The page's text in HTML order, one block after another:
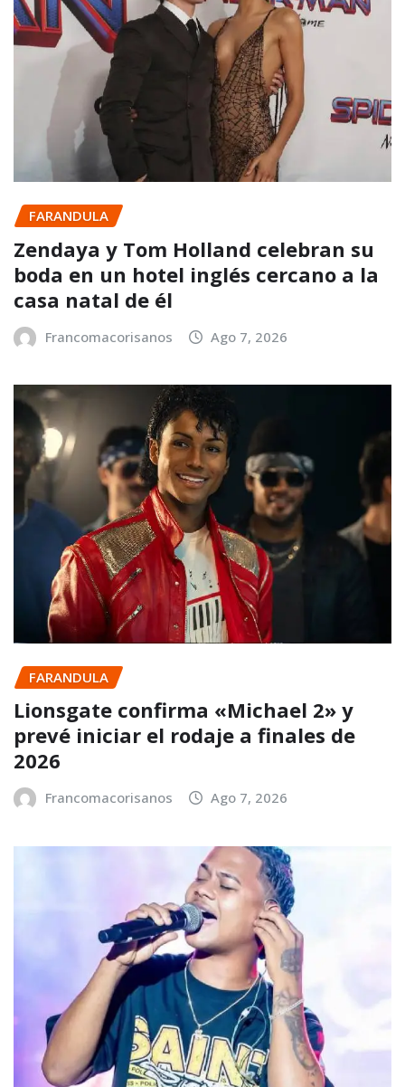
FARANDULA
Zendaya y Tom Holland celebran su
boda en un hotel inglés cercano a la
casa natal de él
Francomacorisanos Ago 7, 2026
FARANDULA
Lionsgate confirma «Michael 2» y
prevé iniciar el rodaje a finales de
2026
Francomacorisanos Ago 7, 2026